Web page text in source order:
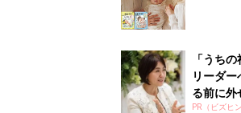
「うち
リーダー
る前に外
PR（ビズヒ